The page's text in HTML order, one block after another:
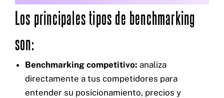
Los principales tipos de benchmarking
son:
Benchmarking competitivo: analiza
directamente a tus competidores para
entender su posicionamiento, precios y